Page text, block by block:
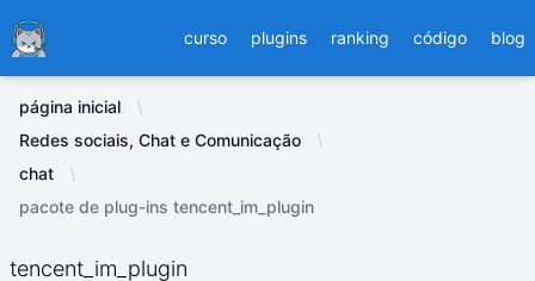
Ducafecat curso plugins ranking código blog
página inicial
Redes sociais, Chat e Comunicação
chat
pacote de plug-ins tencent_im_plugin
tencent_im_plugin